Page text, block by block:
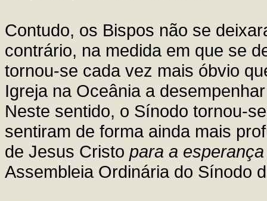
Contudo, os Bispos não se
contrário, na medida em que se
tornou-se cada vez mais óbvio
Igreja na Oceânia a
Neste sentido, o Sínodo tornou-
sentiram de forma ainda mais
de Jesus Cristo para a
Assembleia Ordinária do Sínodo